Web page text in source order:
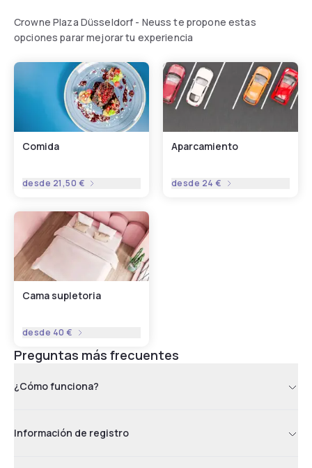
Crowne Plaza Düsseldorf - Neuss te propone estas
opciones parar mejorar tu experiencia
Comida
desde 21,50 €
Aparcamiento
desde 24 €
Cama supletoria
desde 40 €
Preguntas más frecuentes
¿Cómo funciona?
Información de registro